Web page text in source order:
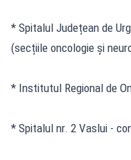
* Spitalul Județean de
(secțiile oncologie și
* Institutul Regional de
* Spitalul nr. 2 Vaslui -